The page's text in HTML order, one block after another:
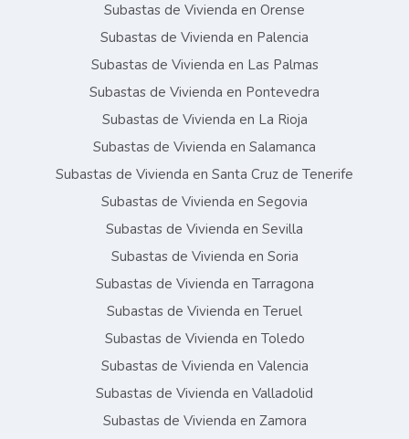
Subastas de Vivienda en Orense
Subastas de Vivienda en Palencia
Subastas de Vivienda en Las Palmas
Subastas de Vivienda en Pontevedra
Subastas de Vivienda en La Rioja
Subastas de Vivienda en Salamanca
Subastas de Vivienda en Santa Cruz de Tenerife
Subastas de Vivienda en Segovia
Subastas de Vivienda en Sevilla
Subastas de Vivienda en Soria
Subastas de Vivienda en Tarragona
Subastas de Vivienda en Teruel
Subastas de Vivienda en Toledo
Subastas de Vivienda en Valencia
Subastas de Vivienda en Valladolid
Subastas de Vivienda en Zamora